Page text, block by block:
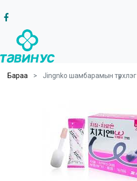
Бараа Jingnko шамбарамын түрхлэг